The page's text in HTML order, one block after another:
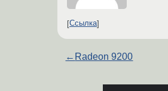
Ссылка
← Radeon 9200